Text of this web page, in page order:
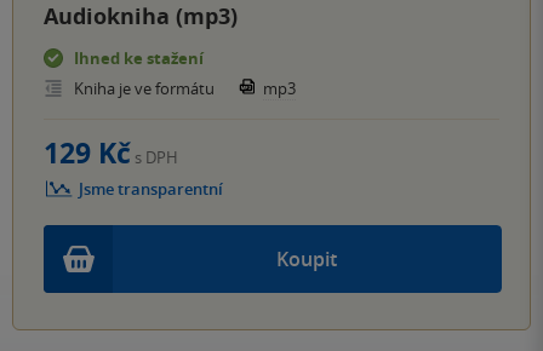
Audiokniha (mp3)
Ihned ke stažení
Kniha je ve formátu
mp3
Koupit
129 Kč s DPH
Jsme transparentní